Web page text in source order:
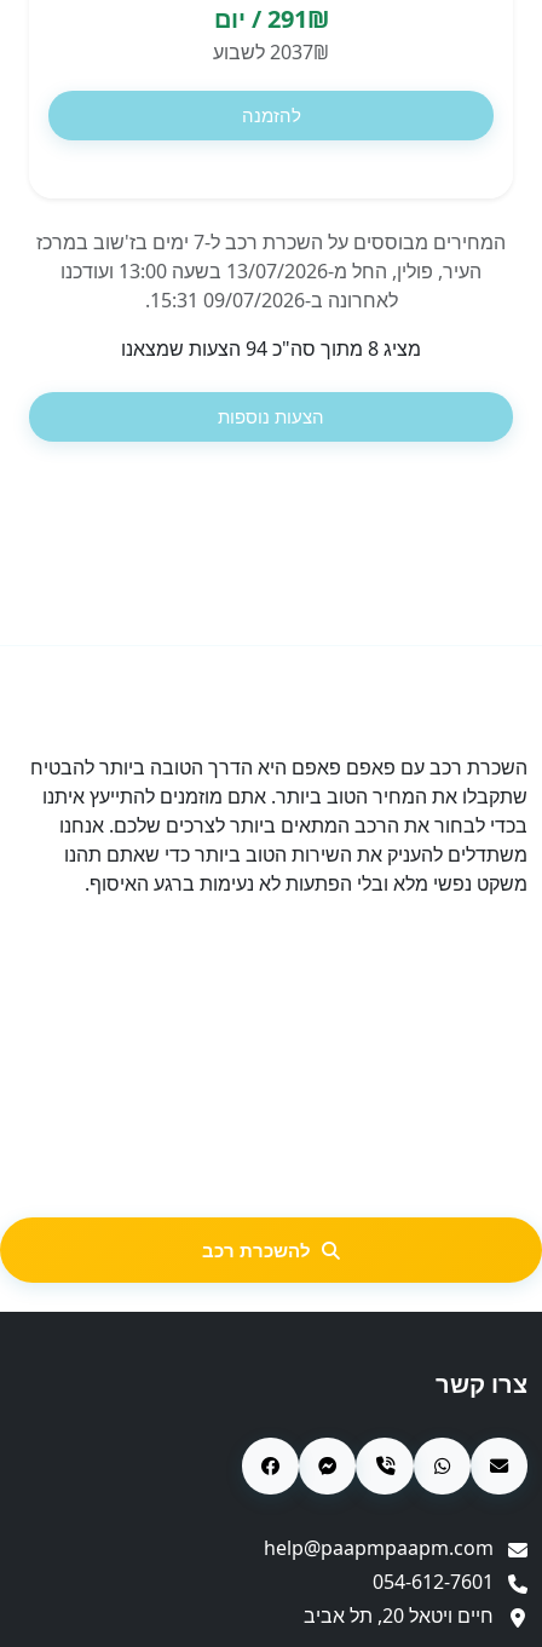
291₪ / יום
2037₪ לשבוע
להזמנה
המחירים מבוססים על השכרת רכב ל-7 ימים בז'שוב במרכז
העיר, פולין, החל מ-13/07/2026 בשעה 13:00 ועודכנו
לאחרונה ב-09/07/2026 15:31.
מציג 8 מתוך סה"כ 94 הצעות שמצאנו
הצעות נוספות
השכרת רכב עם פאפם פאפם היא הדרך הטובה ביותר להבטיח
שתקבלו את המחיר הטוב ביותר. אתם מוזמנים להתייעץ איתנו
בכדי לבחור את הרכב המתאים ביותר לצרכים שלכם. אנחנו
משתדלים להעניק את השירות הטוב ביותר כדי שאתם תהנו
משקט נפשי מלא ובלי הפתעות לא נעימות ברגע האיסוף.
להשכרת רכב
צרו קשר
חיים ויטאל 20, תל אביב